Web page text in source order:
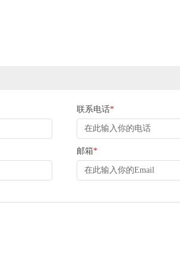
联系电话*
邮箱*